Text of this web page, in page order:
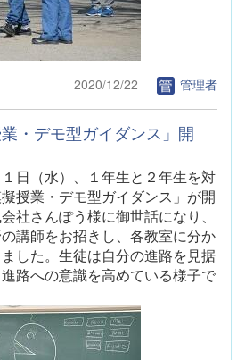
2020/12/22 管理者
・デモ型ガイダンス」開
日（水）、１年生と２年生を対
授業・デモ型ガイダンス」が開
社さんぽう様に御世話になり、
講師をお招きし、各教室に分か
した。生徒は自分の進路を見据
路への意識を高めている様子で